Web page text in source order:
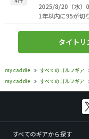
2025/8/20（水）
1年以内に95が切
タイト
my caddie すべてのゴルフギア
my caddie
すべてのゴルフギア
すべてのギアから探す